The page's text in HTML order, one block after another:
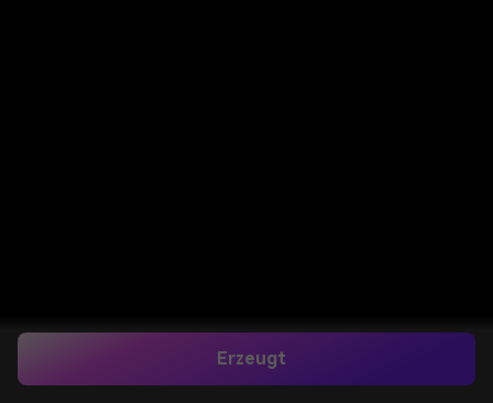
Erzeugt